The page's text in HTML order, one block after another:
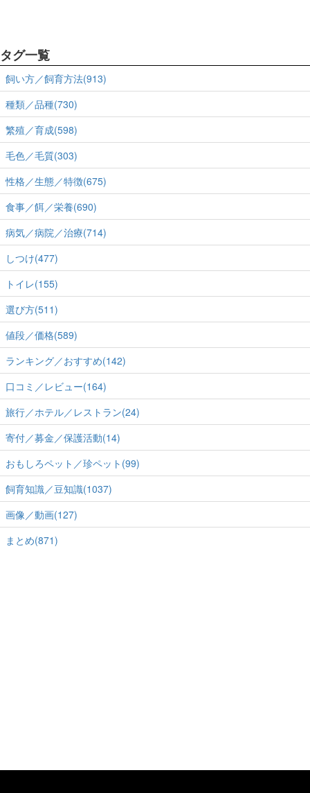
タグ一覧
飼い方／飼育方法(913)
種類／品種(730)
繁殖／育成(598)
毛色／毛質(303)
性格／生態／特徴(675)
食事／餌／栄養(690)
病気／病院／治療(714)
しつけ(477)
トイレ(155)
選び方(511)
値段／価格(589)
ランキング／おすすめ(142)
口コミ／レビュー(164)
旅行／ホテル／レストラン(24)
寄付／募金／保護活動(14)
おもしろペット／珍ペット(99)
飼育知識／豆知識(1037)
画像／動画(127)
まとめ(871)